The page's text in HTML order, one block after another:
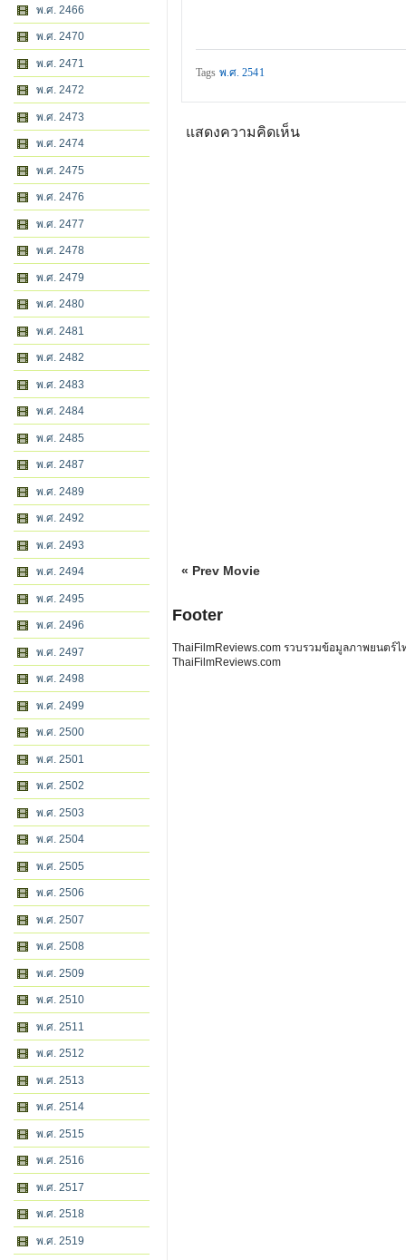
พ.ศ. 2466
พ.ศ. 2470
พ.ศ. 2471
พ.ศ. 2472
พ.ศ. 2473
พ.ศ. 2474
พ.ศ. 2475
พ.ศ. 2476
พ.ศ. 2477
พ.ศ. 2478
พ.ศ. 2479
พ.ศ. 2480
พ.ศ. 2481
พ.ศ. 2482
พ.ศ. 2483
พ.ศ. 2484
พ.ศ. 2485
พ.ศ. 2487
พ.ศ. 2489
พ.ศ. 2492
พ.ศ. 2493
พ.ศ. 2494
พ.ศ. 2495
พ.ศ. 2496
พ.ศ. 2497
พ.ศ. 2498
พ.ศ. 2499
พ.ศ. 2500
พ.ศ. 2501
พ.ศ. 2502
พ.ศ. 2503
พ.ศ. 2504
พ.ศ. 2505
พ.ศ. 2506
พ.ศ. 2507
พ.ศ. 2508
พ.ศ. 2509
พ.ศ. 2510
พ.ศ. 2511
พ.ศ. 2512
พ.ศ. 2513
พ.ศ. 2514
พ.ศ. 2515
พ.ศ. 2516
พ.ศ. 2517
พ.ศ. 2518
พ.ศ. 2519
Tags พ.ศ. 2541
แสดงความคิดเห็น
« Prev Movie
Footer
ThaiFilmReviews.com รวบรวมข้อมูลภาพยนตร์
ThaiFilmReviews.com